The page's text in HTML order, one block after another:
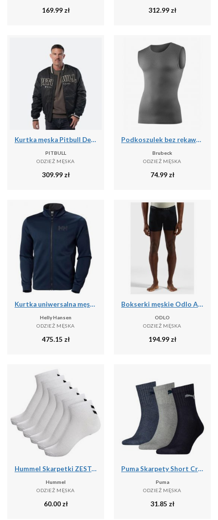
169.99 zł 312.99 zł
Kurtka męska Pitbull Detroit Baseball
PITBULL
ODZIEŻ MĘSKA
309.99 zł
Podkoszulek bez rękawów Brubeck Base Layer Ultra Light 3D
Brubeck
ODZIEŻ MĘSKA
74.99 zł
Kurtka uniwersalna męska Helly Hansen Hp Fleece
Helly Hansen
ODZIEŻ MĘSKA
475.15 zł
Bokserki męskie Odlo ACTIVE F-DRY GRAPHIC 2 PACK
ODLO
ODZIEŻ MĘSKA
194.99 zł
Hummel Skarpetki ZESTAW 6-Pack Z SZEWRONAMI MID CUT
Hummel
ODZIEŻ MĘSKA
60.00 zł
Puma Skarpety Short Crew 3-Pak 90611058
Puma
ODZIEŻ MĘSKA
31.85 zł